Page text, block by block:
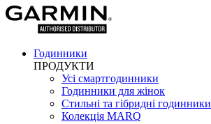
Годинники
ПРОДУКТИ
Усі смартгодинники
Годинники для жінок
Стильні та гібридні годинники
Колекція MARQ